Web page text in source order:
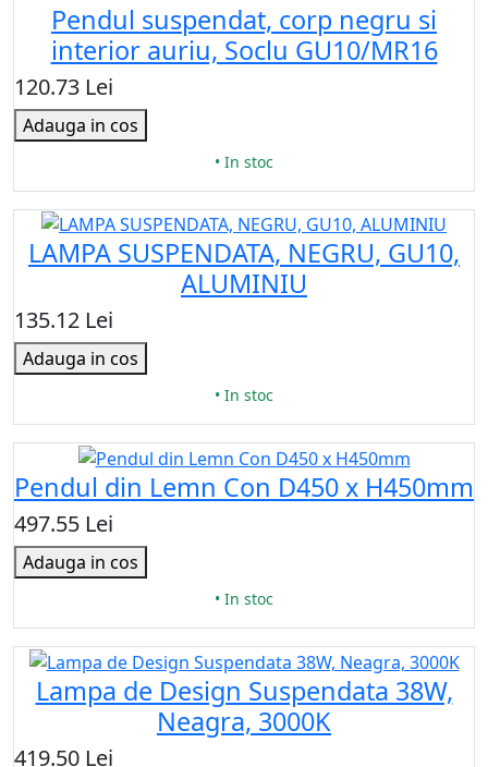
Pendul suspendat, corp negru si
interior auriu, Soclu GU10/MR16
120.73 Lei
Adauga in cos
• In stoc
LAMPA SUSPENDATA, NEGRU, GU10,
ALUMINIU
135.12 Lei
Adauga in cos
• In stoc
Pendul din Lemn Con D450 x H450mm
497.55 Lei
Adauga in cos
• In stoc
Lampa de Design Suspendata 38W,
Neagra, 3000K
419.50 Lei